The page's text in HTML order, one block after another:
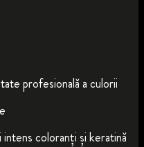
profesională a culorii
coloranți și keratină